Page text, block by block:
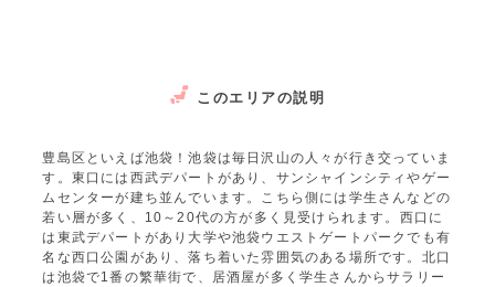
このエリアの説明
豊島区といえば池袋！池袋は毎日沢山の人々が行き交っていま
す。東口には西武デパートがあり、サンシャインシティやゲー
ムセンターが建ち並んでいます。こちら側には学生さんなどの
若い層が多く、10～20代の方が多く見受けられます。西口に
は東武デパートがあり大学や池袋ウエストゲートパークでも有
名な西口公園があり、落ち着いた雰囲気のある場所です。北口
は池袋で1番の繁華街で、居酒屋が多く学生さんからサラリー